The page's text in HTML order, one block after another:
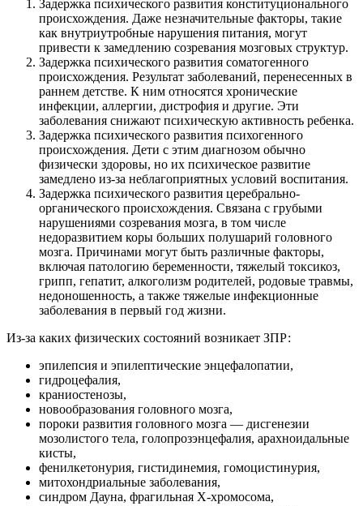
Задержка психического развития конституционального
происхождения. Даже незначительные факторы, такие
как внутриутробные нарушения питания, могут
привести к замедлению созревания мозговых структур.
Задержка психического развития соматогенного
происхождения. Результат заболеваний, перенесенных в
раннем детстве. К ним относятся хронические
инфекции, аллергии, дистрофия и другие. Эти
заболевания снижают психическую активность ребенка.
Задержка психического развития психогенного
происхождения. Дети с этим диагнозом обычно
физически здоровы, но их психическое развитие
замедлено из-за неблагоприятных условий воспитания.
Задержка психического развития церебрально-
органического происхождения. Связана с грубыми
нарушениями созревания мозга, в том числе
недоразвитием коры больших полушарий головного
мозга. Причинами могут быть различные факторы,
включая патологию беременности, тяжелый токсикоз,
грипп, гепатит, алкоголизм родителей, родовые травмы,
недоношенность, а также тяжелые инфекционные
заболевания в первый год жизни.
Из-за каких физических состояний возникает ЗПР:
эпилепсия и эпилептические энцефалопатии,
гидроцефалия,
краниостенозы,
новообразования головного мозга,
пороки развития головного мозга — дисгенезии
мозолистого тела, голопрозэнцефалия, арахноидальные
кисты,
фенилкетонурия, гистидинемия, гомоцистинурия,
митохондриальные заболевания,
синдром Дауна, фрагильная Х-хромосома,